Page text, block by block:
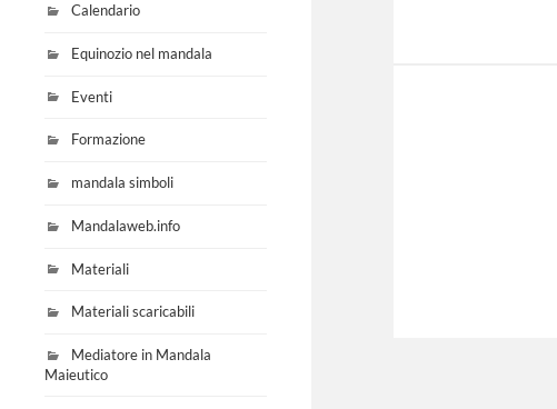
Calendario
Equinozio nel mandala
Eventi
Formazione
mandala simboli
Mandalaweb.info
Materiali
Materiali scaricabili
Mediatore in Mandala
Maieutico